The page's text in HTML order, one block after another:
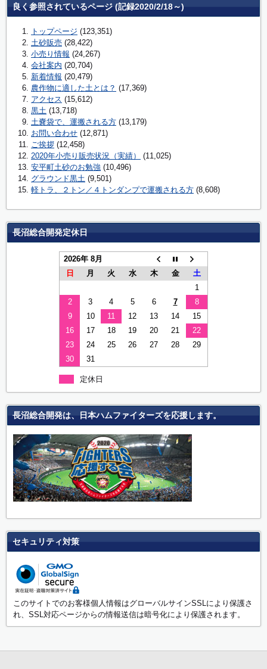
良く参照されているページ (記録2020/2/18～)
トップページ (123,351)
土砂販売 (28,422)
小売り情報 (24,267)
会社案内 (20,704)
新着情報 (20,479)
農作物に適した土とは？ (17,369)
アクセス (15,612)
黒土 (13,718)
土嚢袋で、運搬される方 (13,179)
お問い合わせ (12,871)
ご挨拶 (12,458)
2020年小売り販売状況（実績）
(11,025)
安平町土砂のお勉強 (10,496)
グラウンド黒土 (9,501)
軽トラ、２トン／４トンダンプで運搬される方 (8,608)
長沼総合開発定休日
2026年 8月
日
月 火 水 木 金
土
1
2
3 4 5 6 7
8
9
10 11 12 13 14
15
16
17 18 19 20 21
22
23
24 25 26 27 28
29
30
31
定休日
長沼総合開発は、日本ハムファイターズを応援します。
セキュリティ対策
このサイトでのお客様個人情報はグローバルサインSSLにより保護さ
れ、SSL対応ページからの情報送信は暗号化により保護されます。